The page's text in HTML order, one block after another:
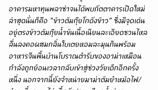
อาคารมหาทุนพลาซ่าจนได้พบภัตตาคารเปิดใหม่
ล่าสุดนั่นก็คือ "ข้าวต้มกุ๊ยโกดังข้าว" ซึ่งมีจุดเด่น
อยู่ตรงข้าวต้มกุ๊ยน้ำข้นเนื้อเนียนละเอียดชวนไหล
ลื่นลงคอผสมกลิ่นใบเตยหอมละมุนกินพร้อม
อาหารจีนพื้นบ้านโบราณตำรับของอาม่าเหมือน
กำลังถูกย้อนเวลากลับเข้าสู่ช่วงวัยเด็กอีกครั้ง
หนึ่ง นอกจากนี้ยังจำหน่ายมาม่าต้มยำหม้อไฟ/